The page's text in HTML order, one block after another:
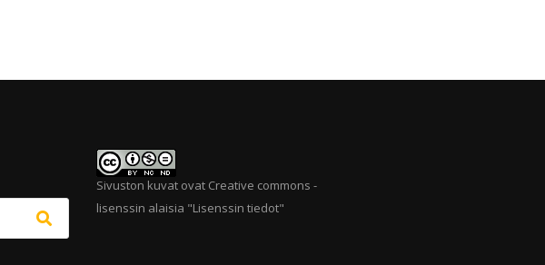
Sivuston kuvat ovat Creative commons -
lisenssin alaisia "Lisenssin tiedot"